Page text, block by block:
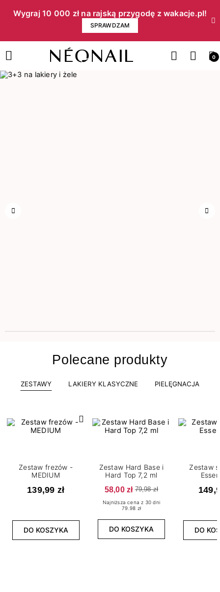
Wygraj 10 000 zł na rajską przygodę z wakacje.pl!​
SPRAWDZAM
0
Polecane produkty
ZESTAWY LAKIERY KLASYCZNE PIELĘGNACJA
Zestaw frezów -
MEDIUM
139,99 zł
DO KOSZYKA
Zestaw Hard Base i
Hard Top 7,2 ml
58,00 zł 79,98 zł
Najniższa cena z 30 dni
79.98 zł
DO KOSZYKA
Zestaw
DO